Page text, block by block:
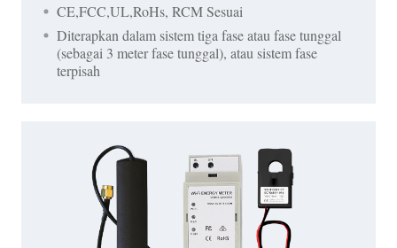
CE,FCC,UL,RoHs, RCM Sesuai
Diterapkan dalam sistem tiga fase atau fase tunggal
(sebagai 3 meter fase tunggal), atau sistem fase
terpisah